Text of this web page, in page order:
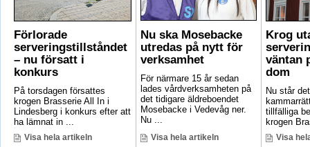
Förlorade
serveringstillståndet
– nu försatt i
konkurs
På torsdagen försattes
krogen Brasserie All In i
Lindesberg i konkurs efter att
ha lämnat in ...
Visa hela artikeln
Nu ska Mosebacke
utredas på nytt för
verksamhet
För närmare 15 år sedan
lades vårdverksamheten på
det tidigare äldreboendet
Mosebacke i Vedevåg ner.
Nu ...
Visa hela artikeln
Krog
väntan
dom
Nu står
tillfälliga
krogen
Visa